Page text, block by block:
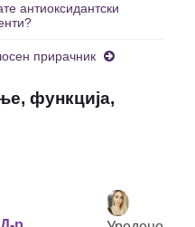
антиоксидантски
прирачник
функција,